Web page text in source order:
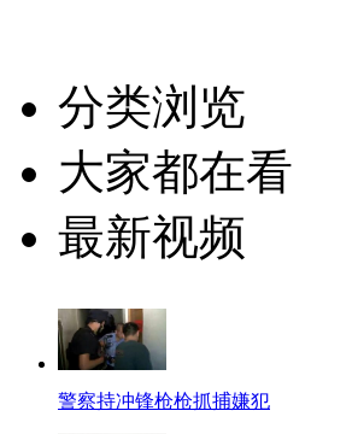
分类浏览
大家都在看
最新视频
警察持冲锋枪枪抓捕嫌犯